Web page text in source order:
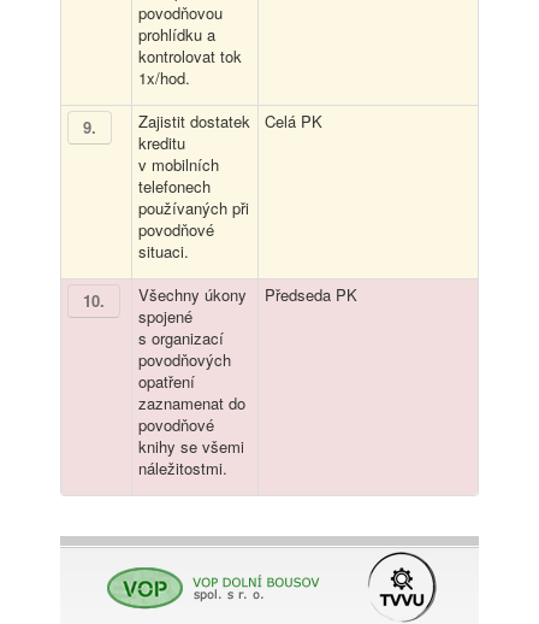
povodňovou
prohlídku a
kontrolovat tok
1x/hod.
9.
Zajistit dostatek
kreditu
v mobilních
telefonech
používaných při
povodňové
situaci.
Celá PK
10.
Všechny úkony
spojené
s organizací
povodňových
opatření
zaznamenat do
povodňové
knihy se všemi
náležitostmi.
Předseda PK